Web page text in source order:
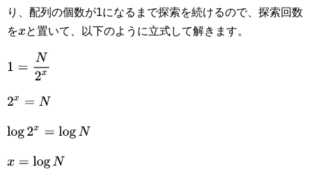
り、配列の個数が1になるまで探索を続けるので、探索回数
をx と置いて、以下のように立式して解きます。
x
2x N
log2x= log N
x= log N